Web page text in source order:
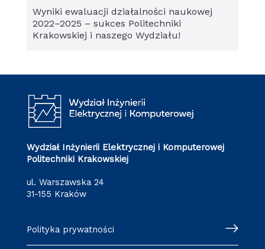
Wyniki ewaluacji działalności naukowej
2022–2025 – sukces Politechniki
Krakowskiej i naszego Wydziału!
Wydział Inżynierii Elektrycznej i Komputerowej
Politechniki Krakowskiej
ul. Warszawska 24
31-155 Kraków
Polityka prywatności